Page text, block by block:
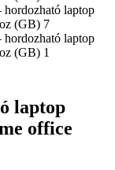
laptop
office